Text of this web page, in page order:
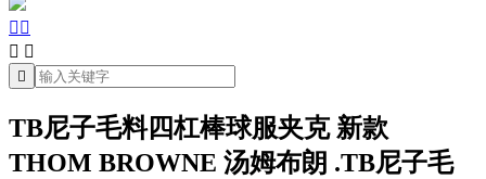
 
 

TB尼子毛料四杠棒球服夹克 新款
THOM BROWNE 汤姆布朗 .TB尼子毛